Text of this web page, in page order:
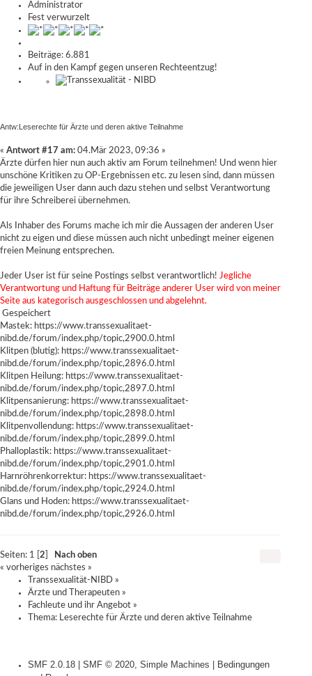
Administrator
Fest verwurzelt
Beiträge: 6.881
Auf in den Kampf gegen unseren Rechteentzug!
Antw:Leserechte für Ärzte und deren aktive Teilnahme
« Antwort #17 am: 04.Mär 2023, 09:36 »
Ärzte dürfen hier nun auch aktiv am Forum teilnehmen! Und wenn hier
unschöne Kritiken zu OP-Ergebnissen etc. zu lesen sind, dann müssen
die jeweiligen User dann auch dazu stehen und selbst Verantwortung
für ihre Schreiberei übernehmen.
Als Inhaber des Forums mache ich mir die Aussagen der anderen User
nicht zu eigen und diese müssen auch nicht unbedingt meiner eigenen
freien Meinung entsprechen.
Jeder User ist für seine Postings selbst verantwortlich! Jegliche
Verantwortung und Haftung für Beiträge anderer User wird von meiner
Seite aus kategorisch ausgeschlossen und abgelehnt.
Gespeichert
Mastek: https://www.transsexualitaet-
nibd.de/forum/index.php/topic,2900.0.html
Klitpen (blutig): https://www.transsexualitaet-
nibd.de/forum/index.php/topic,2896.0.html
Klitpen Heilung: https://www.transsexualitaet-
nibd.de/forum/index.php/topic,2897.0.html
Klitpensanierung: https://www.transsexualitaet-
nibd.de/forum/index.php/topic,2898.0.html
Klitpenvollendung: https://www.transsexualitaet-
nibd.de/forum/index.php/topic,2899.0.html
Phalloplastik: https://www.transsexualitaet-
nibd.de/forum/index.php/topic,2901.0.html
Harnröhrenkorrektur: https://www.transsexualitaet-
nibd.de/forum/index.php/topic,2924.0.html
Glans und Hoden: https://www.transsexualitaet-
nibd.de/forum/index.php/topic,2926.0.html
Seiten: 1 2
Nach oben
« vorheriges nächstes »
Transsexualität-NIBD »
Ärzte und Therapeuten »
Fachleute und ihr Angebot »
Thema: Leserechte für Ärzte und deren aktive Teilnahme
SMF 2.0.18 | SMF © 2020 Simple Machines | Bedingungen